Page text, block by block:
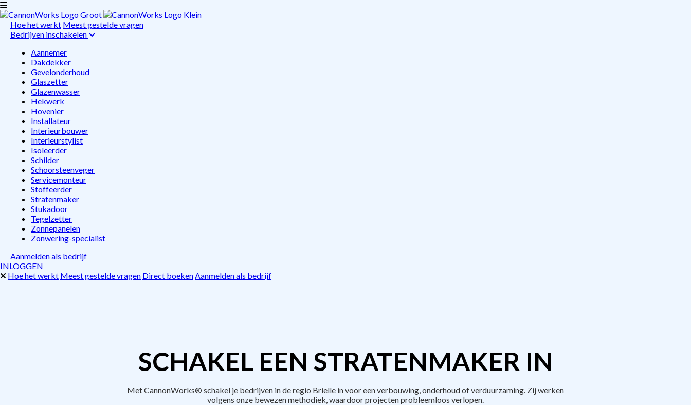
Hoe het werkt Meest gestelde vragen
Bedrijven inschakelen
Aannemer
Dakdekker
Gevelonderhoud
Glaszetter
Glazenwasser
Hekwerk
Hovenier
Installateur
Interieurbouwer
Interieurstylist
Isoleerder
Schilder
Schoorsteenveger
Servicemonteur
Stoffeerder
Stratenmaker
Stukadoor
Tegelzetter
Zonnepanelen
Zonwering-specialist
Aanmelden als bedrijf
INLOGGEN
Hoe het werkt Meest gestelde vragen Direct boekenAanmelden als bedrijf
SCHAKEL EEN STRATENMAKER IN
Met CannonWorks® schakel je bedrijven in de regio Brielle in voor een verbouwing, onderhoud of verduurzaming. Zij werken
volgens onze bewezen methodiek, waardoor projecten probleemloos verlopen.